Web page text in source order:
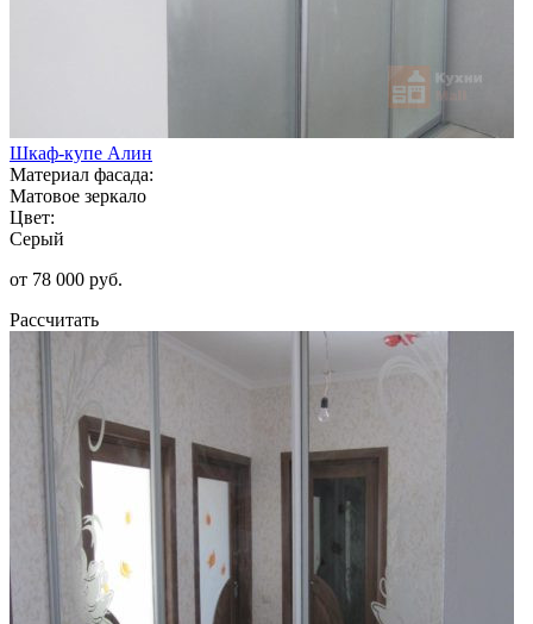
Шкаф-купе Алин
Материал фасада:
Матовое зеркало
Цвет:
Серый
от 78 000 руб.
Рассчитать